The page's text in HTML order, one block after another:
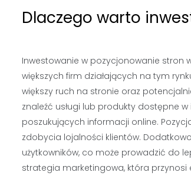
Dlaczego warto
Inwestowanie w pozycjonowanie stron
większych firm działających na tym
większy ruch na stronie oraz
znaleźć usługi lub produkty dostępne
poszukujących informacji online.
zdobycia lojalności klientów.
użytkowników, co może prowadzić do
strategia marketingowa, która przynosi